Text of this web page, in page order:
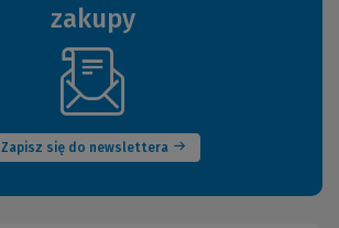
zakupy
Zapisz się do newslettera
(Nowe
okno)